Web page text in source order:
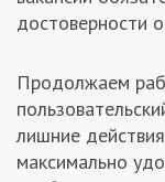
достоверности
Продолжаем
лишние
максимально